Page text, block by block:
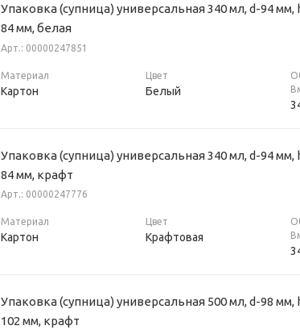
Упаковка (супница) универсальная 340 мл, d-94 мм,
84 мм, белая
Арт.: 00000247851
Материал
Картон
Цвет
Белый
Упаковка (супница) универсальная 340 мл, d-94 мм,
84 мм, крафт
Арт.: 00000247776
Материал
Картон
Цвет
Крафтовая
Упаковка (супница) универсальная 500 мл, d-98 мм,
102 мм, крафт